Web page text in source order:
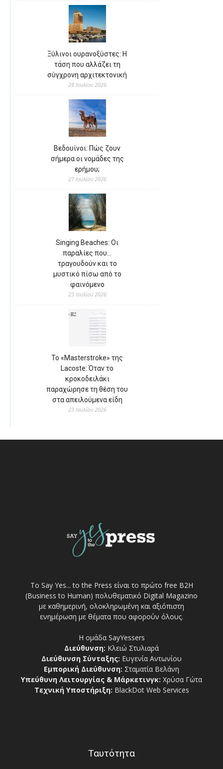
Ξύλινοι ουρανοξύστες: Η
τάση που αλλάζει τη
σύγχρονη αρχιτεκτονική
28 Ιουλίου 2026
Βεδουίνοι: Πώς ζουν
σήμερα οι νομάδες της
ερήμου;
27 Ιουλίου 2026
Singing Beaches: Οι
παραλίες που…
τραγουδούν και το
μυστικό πίσω από το
φαινόμενο
23 Ιουλίου 2026
Το «Masterstroke» της
Lacoste: Όταν το
κροκοδειλάκι
παραχώρησε τη θέση του
στα απειλούμενα είδη
23 Ιουλίου 2026
Το Say Yes... to the Press είναι το πρώτο free Β2Η
(Business to Human) πολυθεματικό Digital Magazino
με καθημερινή, ολοκληρωμένη και αξιόπιστη
ενημέρωση με θέματα που αφορούν όλους.
Η ομάδα SayYessers
Διεύθυνση: Κλειώ Στυλιαρά
Διεύθυνση Σύνταξης: Ευγενία Αντωνίου
Εμπορική Διεύθυνση: Σταματία Βελάνη
Υπεύθυνη Λειτουργίας & Μάρκετινγκ: Χρύσα Γώτα
Τεχνική Υποστήριξη: BlackDot Web Services
Ταυτότητα